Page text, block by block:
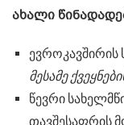
ახალი
ევროკავშირის
მესამე
წევრი
თავშესაფრის